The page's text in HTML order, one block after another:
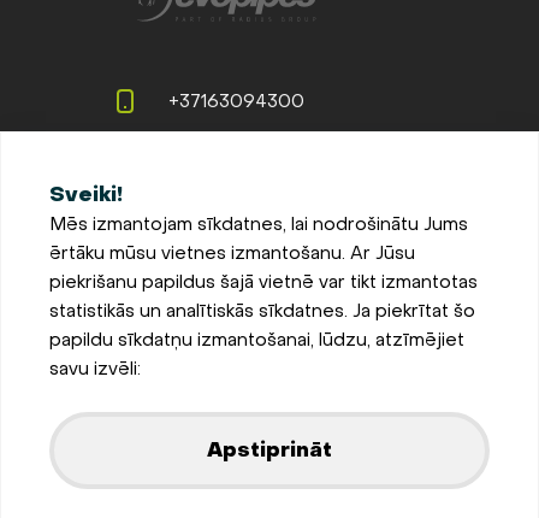
Sveiki!
Mēs izmantojam sīkdatnes, lai nodrošinātu Jums
ērtāku mūsu vietnes izmantošanu. Ar Jūsu
piekrišanu papildus šajā vietnē var tikt izmantotas
statistikās un analītiskās sīkdatnes. Ja piekrītat šo
papildu sīkdatņu izmantošanai, lūdzu, atzīmējiet
savu izvēli:
Apstiprināt
+37163094300
LV-3002, Latvija
Pieteikties jaunumiem
Sīkdatņu iestatījumi
Privātuma un sīkdatņu